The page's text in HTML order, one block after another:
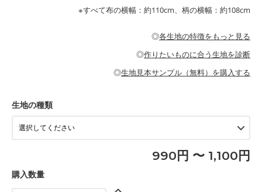
・布団カバーなどの寝具、カーテン
・ブラウス、チュニック、ワンピースなどの洋服
・パジャマなどの寝具
・ブラウス、シャツ、チュニックなどのトップス
綾織りの生地です。しっかりとした張りと厚みがありながらも柔
らかいのが特徴です。生地の厚みは中厚手です。1枚でも透け感
・カーテン、エプロン、テーブルクロスなどの暮らしのアイテム
・パンツ、タックスカートなどのボトムス
もっと詳しく見る
耐久性があります。トートバッグ・ポーチ・ペンケースなどの布
小物、インテリア用品に向いています。
・工作用エプロン
もっと詳しく見る
※すべて布の横幅：約110cm、柄の横幅：約108cm
◎各生地の特徴をもっと見る
◎作りたいものに合う生地を診断
◎生地見本サンプル（無料）を購入する
生地の種類
990円 〜 1,100円
購入数量